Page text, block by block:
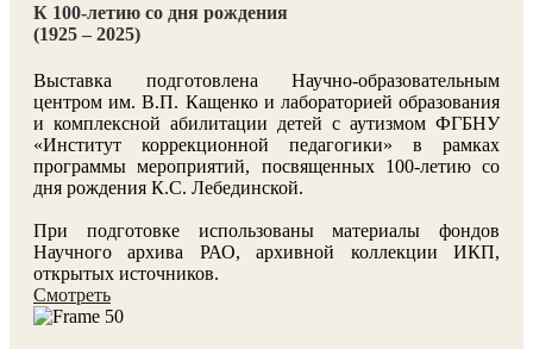
К 100-летию со дня рождения
(1925 – 2025)
Выставка подготовлена Научно-образовательным
центром им. В.П. Кащенко и лабораторией образования
и комплексной абилитации детей с аутизмом ФГБНУ
«Институт коррекционной педагогики» в рамках
программы мероприятий, посвященных 100-летию со
дня рождения К.С. Лебединской.
При подготовке использованы материалы фондов
Научного архива РАО, архивной коллекции ИКП,
открытых источников.
Смотреть